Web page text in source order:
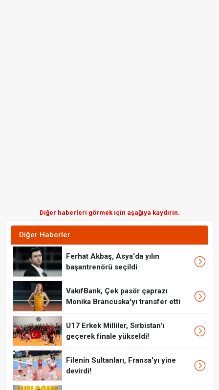
Diğer haberleri görmek için aşağıya kaydırın.
Diğer Haberler
Ferhat Akbaş, Asya'da yılın
başantrenörü seçildi
VakıfBank, Çek pasör çaprazı
Monika Brancuska'yı transfer etti
U17 Erkek Milliler, Sırbistan'ı
geçerek finale yükseldi!
Filenin Sultanları, Fransa'yı yine
devirdi!